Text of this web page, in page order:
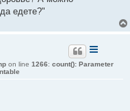
едете?"
on line 1266: count(): Parameter